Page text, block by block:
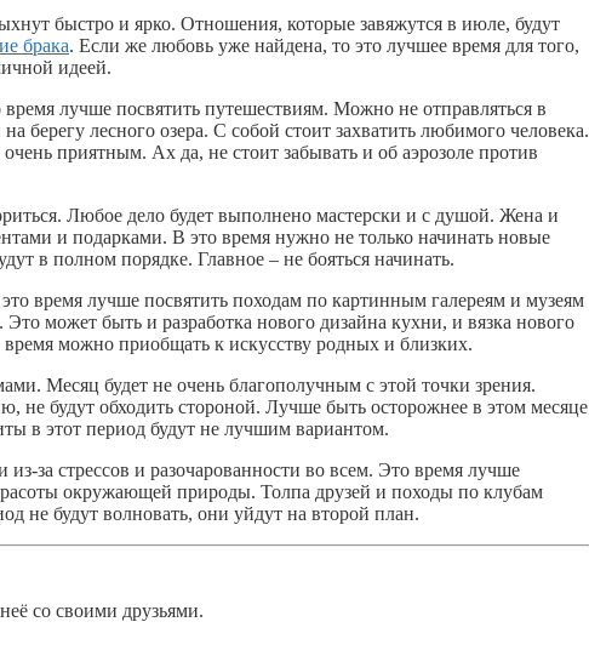
быстро и ярко. Отношения, которые завяжутся в июле, будут
брака. Если же любовь уже найдена, то это лучшее время для того,
идеей.
лучше посвятить путешествиям. Можно не отправляться в
берегу лесного озера. С собой стоит захватить любимого человека.
приятным. Ах да, не стоит забывать и об аэрозоле против
Любое дело будет выполнено мастерски и с душой. Жена и
и подарками. В это время нужно не только начинать новые
в полном порядке. Главное – не бояться начинать.
время лучше посвятить походам по картинным галереям и музеям
может быть и разработка нового дизайна кухни, и вязка нового
можно приобщать к искусству родных и близких.
Месяц будет не очень благополучным с этой точки зрения.
будут обходить стороной. Лучше быть осторожнее в этом месяце
в этот период будут не лучшим вариантом.
за стрессов и разочарованности во всем. Это время лучше
окружающей природы. Толпа друзей и походы по клубам
не будут волновать, они уйдут на второй план.
со своими друзьями.